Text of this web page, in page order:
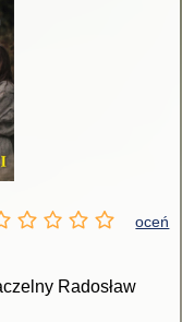
oceń
Radosław